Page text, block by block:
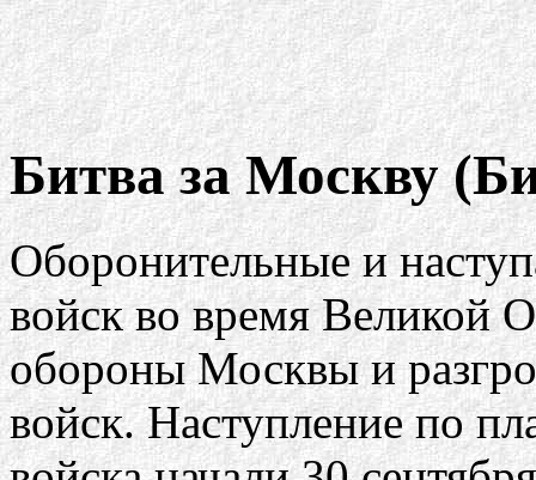
Битва за Москву
Оборонительные и
войск во время Великой
обороны Москвы и
войск. Наступление по